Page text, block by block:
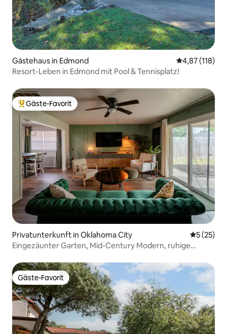
Gästehaus in Edmond
4,87 (118)
Resort-Leben in Edmond mit Pool & Tennisplatz!
Beliebter Gäste-Favorit.
Gäste-Favorit
Privatunterkunft in Oklahoma City
5 (25)
Eingezäunter Garten, Mid-Century Modern, ruhige
Gäste-Favorit
Gäste-Favorit